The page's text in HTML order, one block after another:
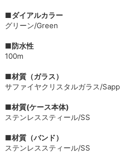
■ダイアルカラー
グリーン/Green
■防水性
100m
■材質（ガラス）
サファイヤクリスタルガラス/
■材質(ケース本体)
ステンレススティール/SS
■材質（バンド）
ステンレススティール/SS